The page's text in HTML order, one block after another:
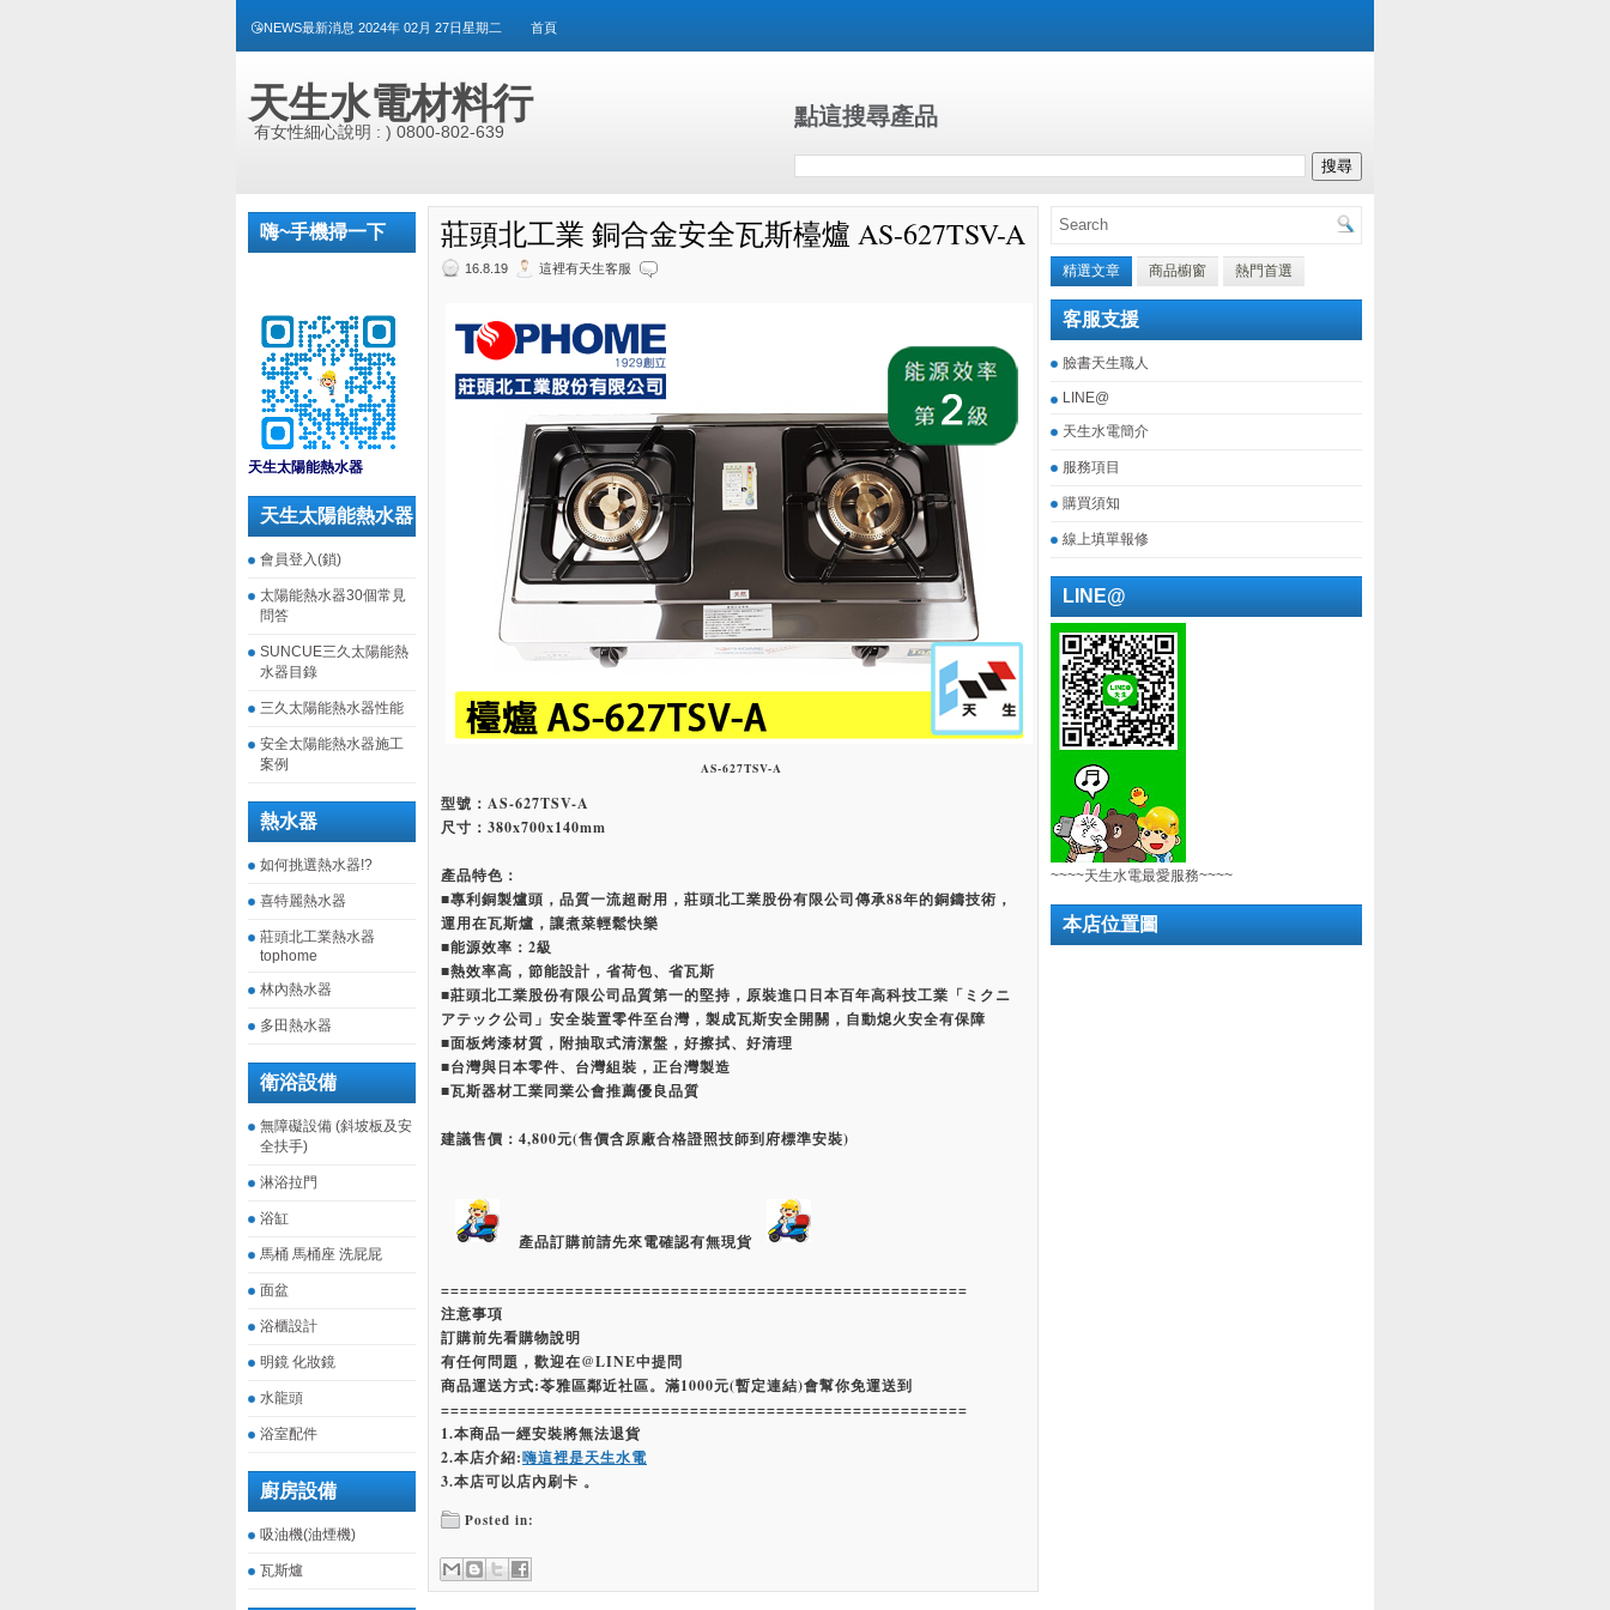
😘NEWS最新消息 2024年 02月 27日星期二 首頁
天生水電材料行
有女性細心說明 : ) 0800-802-639
點這搜尋產品
嗨~手機掃一下
天生太陽能熱水器
天生太陽能熱水器
會員登入(鎖)
太陽能熱水器30個常見
問答
SUNCUE三久太陽能熱
水器目錄
三久太陽能熱水器性能
安全太陽能熱水器施工
案例
熱水器
如何挑選熱水器!?
喜特麗熱水器
莊頭北工業熱水器
tophome
林內熱水器
多田熱水器
衛浴設備
無障礙設備 (斜坡板及安
全扶手)
淋浴拉門
浴缸
馬桶 馬桶座 洗屁屁
面盆
浴櫃設計
明鏡 化妝鏡
水龍頭
浴室配件
廚房設備
吸油機(油煙機)
瓦斯爐
莊頭北工業 銅合金安全瓦斯檯爐 AS-627TSV-A
16.8.19 這裡有天生客服
AS-627TSV-A
型號：AS-627TSV-A
尺寸：380x700x140mm
產品特色：
■專利銅製爐頭，品質一流超耐用，莊頭北工業股份有限公司傳承88年的銅鑄技術，
運用在瓦斯爐，讓煮菜輕鬆快樂
■能源效率：2級
■熱效率高，節能設計，省荷包、省瓦斯
■莊頭北工業股份有限公司品質第一的堅持，原裝進口日本百年高科技工業「ミクニ
アテック公司」安全裝置零件至台灣，製成瓦斯安全開關，自動熄火安全有保障
■面板烤漆材質，附抽取式清潔盤，好擦拭、好清理
■台灣與日本零件、台灣組裝，正台灣製造
■瓦斯器材工業同業公會推薦優良品質
建議售價：4,800元(售價含原廠合格證照技師到府標準安裝)
產品訂購前請先來電確認有無現貨
=======================================================
注意事項
訂購前先看購物說明
有任何問題，歡迎在@LINE中提問
商品運送方式:苓雅區鄰近社區。滿1000元(暫定連結)會幫你免運送到
=======================================================
1.本商品一經安裝將無法退貨
2.本店介紹:嗨這裡是天生水電
3.本店可以店內刷卡 。
Posted in:
精選文章 商品櫥窗 熱門首選
客服支援
臉書天生職人
LINE@
天生水電簡介
服務項目
購買須知
線上填單報修
LINE@
~~~~天生水電最愛服務~~~~
本店位置圖